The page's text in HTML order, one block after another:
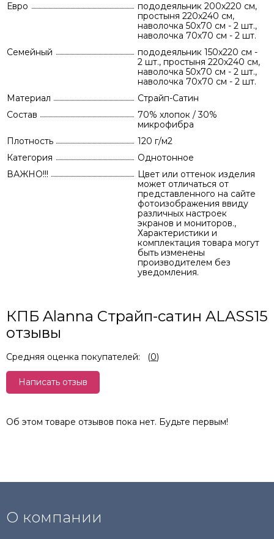
Евро
пододеяльник 200х220 см,
простыня 220х240 см,
наволочка 50х70 см - 2 шт.,
наволочка 70х70 см - 2 шт.
Семейный
пододеяльник 150х220 см -
2 шт., простыня 220х240 см,
наволочка 50х70 см - 2 шт.,
наволочка 70х70 см - 2 шт.
Материал
Страйп-Сатин
Состав
70% хлопок / 30%
микрофибра
Плотность
120 г/м2
Категория
Однотонное
ВАЖНО!!!
Цвет или оттенок изделия
может отличаться от
представленного на сайте
фотоизображения ввиду
различных настроек
экранов и мониторов.,
Характеристики и
комплектация товара могут
быть изменены
производителем без
уведомления.
КПБ Alanna Страйп-сатин ALASS15
отзывы
Средняя оценка покупателей: (0)
Написать отзыв
Об этом товаре отзывов пока нет. Будьте первым!
О компании